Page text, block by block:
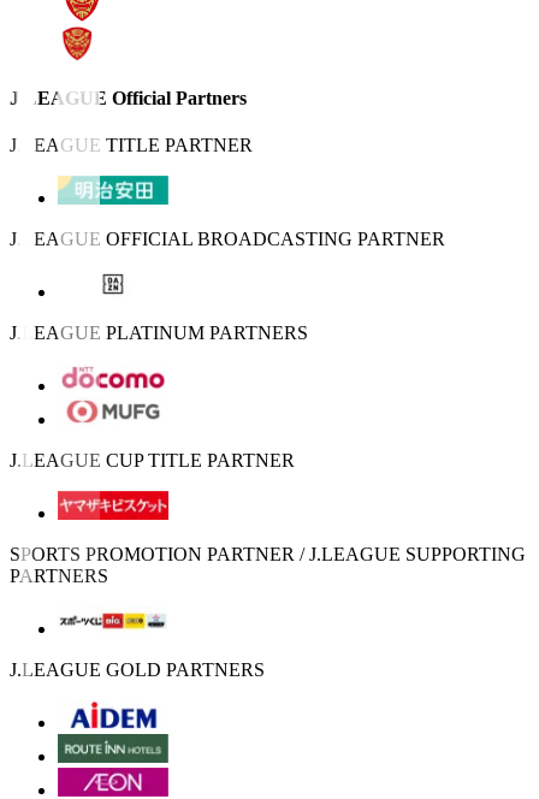
J.LEAGUE Official Partners
J.LEAGUE TITLE PARTNER
J.LEAGUE OFFICIAL BROADCASTING PARTNER
J.LEAGUE PLATINUM PARTNERS
J.LEAGUE CUP TITLE PARTNER
SPORTS PROMOTION PARTNER / J.LEAGUE SUPPORTING
PARTNERS
J.LEAGUE GOLD PARTNERS